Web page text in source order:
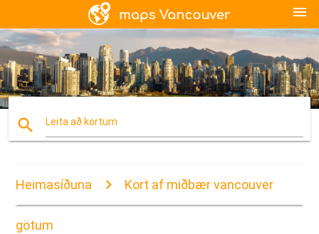
menu
search Leita að kortum
Heimasíðuna Kort af miðbær vancouver
götum